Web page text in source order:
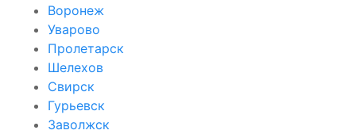
Воронеж
Уварово
Пролетарск
Шелехов
Свирск
Гурьевск
Заволжск